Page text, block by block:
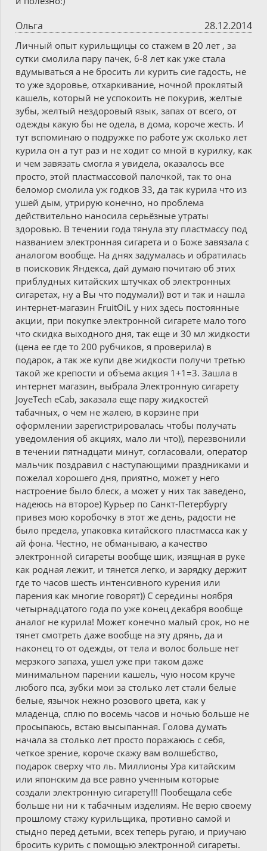
Ольга 28.12.2014
Личный опыт курильщицы со стажем в 20 лет , за
сутки смолила пару пачек, 6-8 лет как уже стала
вдумываться а не бросить ли курить сие гадость, не
то уже здоровье, отхаркивание, ночной проклятый
кашель, который не успокоить не покурив, желтые
зубы, желтый нездоровый язык, запах от всего, от
одежды какую бы не одела, в дома, короче жесть. И
тут вспоминаю о подружке по работе уж сколько лет
курила он а тут раз и не ходит со мной в курилку, как
и чем завязать смогла я увидела, оказалось все
просто, этой пластмассовой палочкой, так то она
беломор смолила уж годков 33, да так курила что из
ушей дым, утрирую конечно, но проблема
действительно наносила серьёзные утраты
здоровью. В течении года тянула эту пластмассу под
названием электронная сигарета и о Боже завязала с
аналогом вообще. На днях задумалась и обратилась
в поисковик Яндекса, дай думаю почитаю об этих
приблудных китайских штучках об электронных
сигаретах, ну а Вы что подумали)) вот и так и нашла
интернет-магазин FruitOiL у них здесь постоянные
акции, при покупке электронной сигарете мало того
что скидка выходного дня, так еще и 30 мл жидкости
(цена ее где то 200 рубчиков, я проверила) в
подарок, а так же купи две жидкости получи третью
такой же крепости и объема акция 1+1=3. Зашла в
интернет магазин, выбрала Электронную сигарету
JoyeTech eCab, заказала еще пару жидкостей
табачных, о чем не жалею, в корзине при
оформлении зарегистрировалась чтобы получать
уведомления об акциях, мало ли что)), перезвонили
в течении пятнадцати минут, согласовали, оператор
мальчик поздравил с наступающими праздниками и
пожелал хорошего дня, приятно, может у него
настроение было блеск, а может у них так заведено,
надеюсь на второе) Курьер по Санкт-Петербургу
привез мою коробочку в этот же день, радости не
было предела, упаковка китайского пластмасса как у
ай фона. Честно, не обманываю, а качество
электронной сигареты вообще шик, изящная в руке
как родная лежит, и тянется легко, и зарядку держит
где то часов шесть интенсивного курения или
парения как многие говорят)) С середины ноября
четырнадцатого года по уже конец декабря вообще
аналог не курила! Может конечно малый срок, но не
тянет смотреть даже вообще на эту дрянь, да и
наконец то от одежды, от тела и волос больше нет
мерзкого запаха, ушел уже при таком даже
минимальном парении кашель, чую носом круче
любого пса, зубки мои за столько лет стали белые
белые, язычок нежно розового цвета, как у
младенца, сплю по восемь часов и ночью больше не
просыпаюсь, встаю высыпанная. Голова думать
начала за столько лет просто поражаюсь с себя,
четкое зрение, короче скажу вам волшебство,
подарок сверху что ль. Миллионы Ура китайским
или японским да все равно ученным которые
создали электронную сигарету!!! Пообещала себе
больше ни ни к табачным изделиям. Не верю своему
прошлому стажу курильщика, противно самой и
стыдно перед детьми, всех теперь ругаю, и приучаю
бросить курить с помощью электронной сигареты.